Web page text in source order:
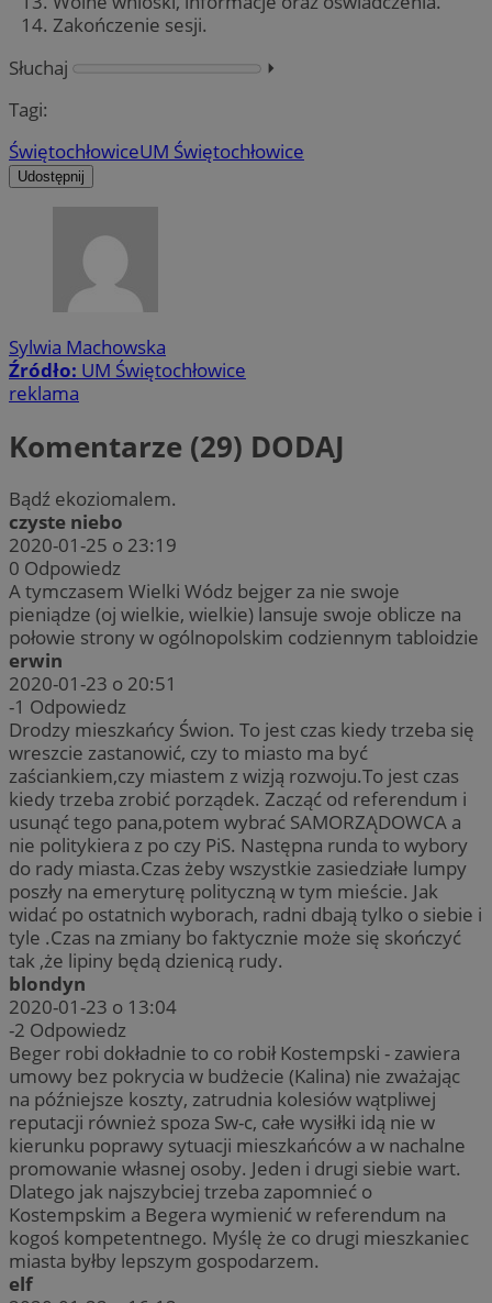
Zakończenie sesji.
Słuchaj
⏵︎
Tagi:
ŚwiętochłowiceUM Świętochłowice
Udostępnij
Sylwia Machowska
Źródło: UM Świętochłowice
reklama
Komentarze (29) DODAJ
Bądź ekoziomalem.
czyste niebo
2020-01-25 o 23:19
0 Odpowiedz
A tymczasem Wielki Wódz bejger za nie swoje
pieniądze (oj wielkie, wielkie) lansuje swoje oblicze na
połowie strony w ogólnopolskim codziennym tabloidzie
erwin
2020-01-23 o 20:51
-1 Odpowiedz
Drodzy mieszkańcy Świon. To jest czas kiedy trzeba się
wreszcie zastanowić, czy to miasto ma być
zaściankiem,czy miastem z wizją rozwoju.To jest czas
kiedy trzeba zrobić porządek. Zacząć od referendum i
usunąć tego pana,potem wybrać SAMORZĄDOWCA a
nie politykiera z po czy PiS. Następna runda to wybory
do rady miasta.Czas żeby wszystkie zasiedziałe lumpy
poszły na emeryturę polityczną w tym mieście. Jak
widać po ostatnich wyborach, radni dbają tylko o siebie i
tyle .Czas na zmiany bo faktycznie może się skończyć
tak ,że lipiny będą dzienicą rudy.
blondyn
2020-01-23 o 13:04
-2 Odpowiedz
Beger robi dokładnie to co robił Kostempski - zawiera
umowy bez pokrycia w budżecie (Kalina) nie zważając
na późniejsze koszty, zatrudnia kolesiów wątpliwej
reputacji również spoza Sw-c, całe wysiłki idą nie w
kierunku poprawy sytuacji mieszkańców a w nachalne
promowanie własnej osoby. Jeden i drugi siebie wart.
Dlatego jak najszybciej trzeba zapomnieć o
Kostempskim a Begera wymienić w referendum na
kogoś kompetentnego. Myślę że co drugi mieszkaniec
miasta byłby lepszym gospodarzem.
elf